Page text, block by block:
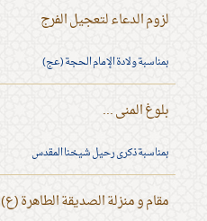
لزوم الدعاء لتعجيل الفرج
بمناسبة ولادة الإمام الحجة (عج)
بلوغ المنى ...
بمناسبة ذكرى رحيل شيخنا المقدس
مقام و منزلة الصديقة الطاهرة (ع)